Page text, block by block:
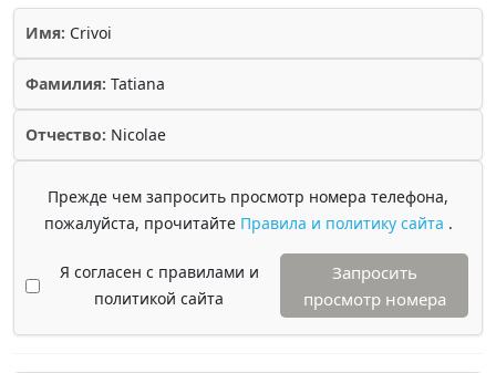
Имя: Crivoi
Фамилия: Tatiana
Отчество: Nicolae
Прежде чем запросить просмотр номера телефона,
пожалуйста, прочитайте Правила и политику сайта .
Я согласен с правилами и
политикой сайта
Запросить
просмотр номера